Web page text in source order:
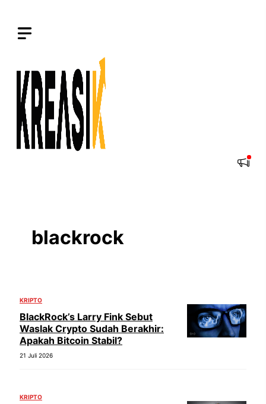
blackrock
KRIPTO
BlackRock’s Larry Fink Sebut
Waslak Crypto Sudah Berakhir:
Apakah Bitcoin Stabil?
21 Juli 2026
KRIPTO